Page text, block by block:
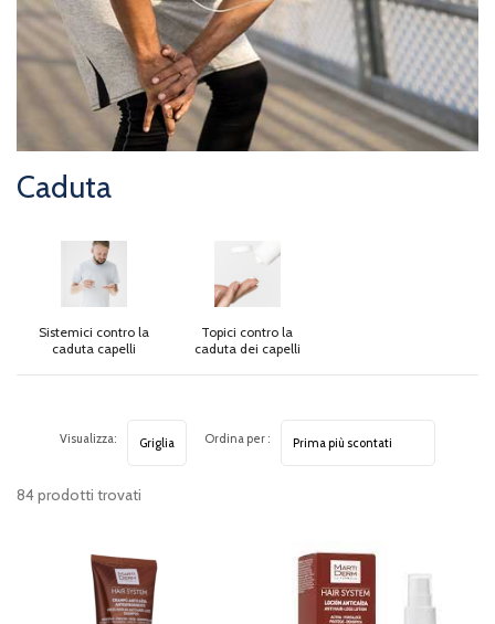
Caduta
Sistemici contro la
caduta capelli
Topici contro la
caduta dei capelli
84 prodotti trovati
Visualizza: Ordina per :